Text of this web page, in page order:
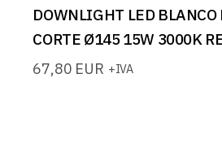
DOWNLIGHT LED
CORTE Ø145 15W 3000K
67,80 EUR +IVA